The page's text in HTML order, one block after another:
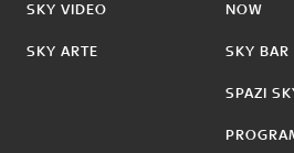
SKY VIDEO
SKY ARTE
NOW
SKY BAR
SPAZI